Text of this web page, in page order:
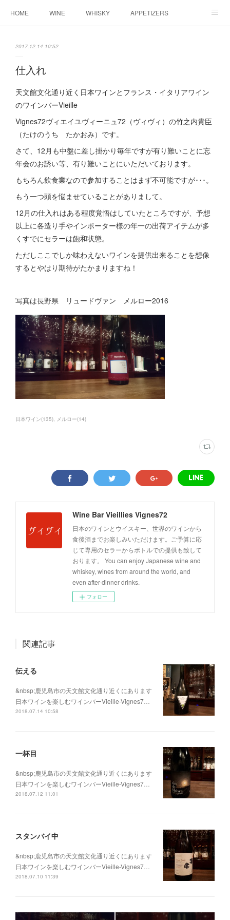
HOME WINE WHISKY APPETIZERS
2017.12.14 10:52
仕入れ
天文館文化通り近く日本ワインとフランス・イタリアワイン
のワインバーVieille
Vignes72ヴィエイユヴィーニュ72（ヴィヴィ）の竹之内貴臣
（たけのうち たかおみ）です。
さて、12月も中盤に差し掛かり毎年ですが有り難いことに忘
年会のお誘い等、有り難いことにいただいております。
もちろん飲食業なので参加することはまず不可能ですが･･･。
もう一つ頭を悩ませていることがありまして。
12月の仕入れはある程度覚悟はしていたところですが、予想
以上に各造り手やインポーター様の年一の出荷アイテムが多
くすでにセラーは飽和状態。
ただしここでしか味わえないワインを提供出来ることを想像
するとやはり期待がたかまりますね！
写真は長野県 リュードヴァン メルロー2016
日本ワイン(135) メルロー(14)
Wine Bar Vieillies Vignes72
日本のワインとウイスキー、世界のワインから
食後酒までお楽しみいただけます。ご予算に応
じて専用のセラーからボトルでの提供も致して
おります。 You can enjoy Japanese wine and
whiskey, wines from around the world, and
even after-dinner drinks.
フォロー
関連記事
伝える
&nbsp;鹿児島市の天文館文化通り近くにあります
日本ワインを楽しむワインバーVieille-Vignes7…
2018.07.14 10:58
一杯目
&nbsp;鹿児島市の天文館文化通り近くにあります
日本ワインを楽しむワインバーVieille-Vignes7…
2018.07.12 11:01
スタンバイ中
&nbsp;鹿児島市の天文館文化通り近くにあります
日本ワインを楽しむワインバーVieille-Vignes7…
2018.07.10 11:39